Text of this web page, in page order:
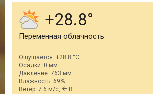
+28.8
Переменная облачность
Ощущается: +28.8 °C
Осадки: 0 мм
Давление: 763 мм
Влажность: 69%
Ветер: 7.6 м/с,
В